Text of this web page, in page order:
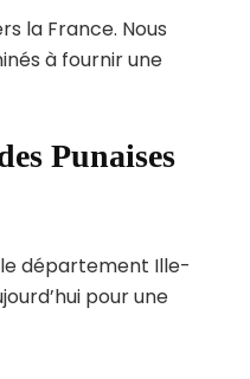
la France. Nous
à fournir une
Punaises
département Ille-
pour une